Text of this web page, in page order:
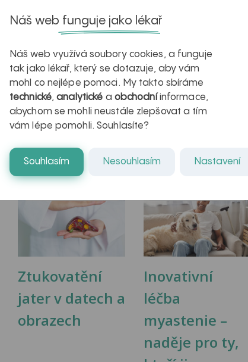
jsem
Dobrý den, meho manžela vždycky po
dostala
Svalová slabost, třes
Dobrý den, již zhruba měsíc mě trápí
nezvyklá svalová...
Ztukovatění
jater v datech a
obrazech
Inovativní
léčba
myastenie –
naděje pro ty,
Náš web funguje jako lékař
Náš web využívá soubory cookies, a funguje
tak jako lékař, který se dotazuje, aby vám
mohl co nejlépe pomoci. My takto sbíráme
technické,analytické a obchodníinformace,
abychom se mohli neustále zlepšovat a tím
vám lépe pomohli. Souhlasíte?
Souhlasím Nesouhlasím Nastavení